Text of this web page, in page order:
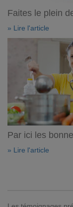
Faites le plein
» Lire l'article
Par ici les
» Lire l'article